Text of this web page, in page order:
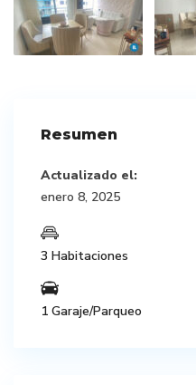
Resumen
Actualizado el:
enero 8, 2025
3 Habitaciones
1 Garaje/Parqueo